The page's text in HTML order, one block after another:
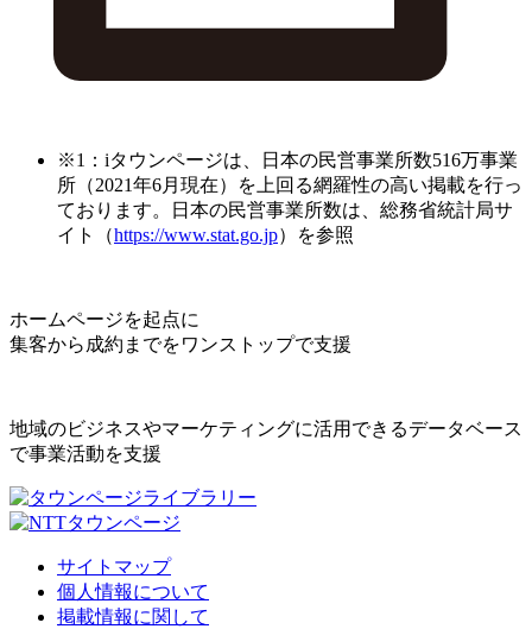
※1：iタウンページは、日本の民営事業所数516万事業
所（2021年6月現在）を上回る網羅性の高い掲載を行っ
ております。日本の民営事業所数は、総務省統計局サ
イト（https://www.stat.go.jp）を参照
ホームページを起点に
集客から成約までをワンストップで支援
地域のビジネスやマーケティングに活用できるデータベース
で事業活動を支援
サイトマップ
個人情報について
掲載情報に関して